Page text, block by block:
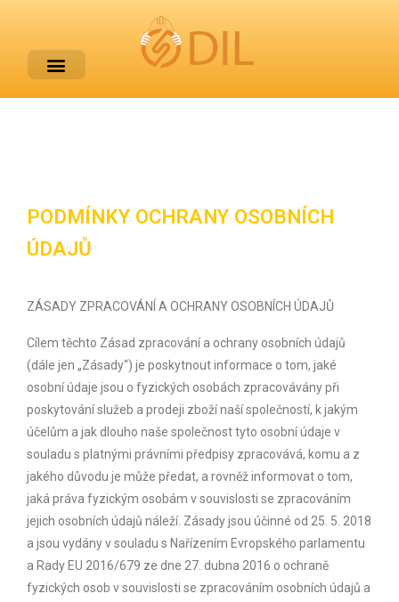
PODMÍNKY OCHRANY OSOBNÍCH
ÚDAJŮ
ZÁSADY ZPRACOVÁNÍ A OCHRANY OSOBNÍCH ÚDAJŮ
Cílem těchto Zásad zpracování a ochrany osobních údajů
(dále jen „Zásady“) je poskytnout informace o tom, jaké
osobní údaje jsou o fyzických osobách zpracovávány při
poskytování služeb a prodeji zboží naší společností, k jakým
účelům a jak dlouho naše společnost tyto osobní údaje v
souladu s platnými právními předpisy zpracovává, komu a z
jakého důvodu je může předat, a rovněž informovat o tom,
jaká práva fyzickým osobám v souvislosti se zpracováním
jejich osobních údajů náleží. Zásady jsou účinné od 25. 5. 2018
a jsou vydány v souladu s Nařízením Evropského parlamentu
a Rady EU 2016/679 ze dne 27. dubna 2016 o ochraně
fyzických osob v souvislosti se zpracováním osobních údajů a